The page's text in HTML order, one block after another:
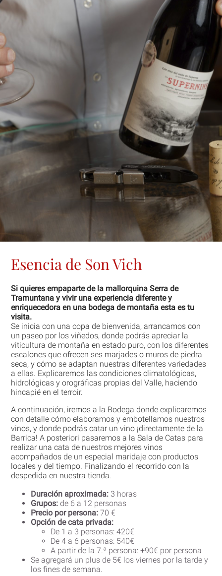
Esencia de Son Vich
Si quieres empaparte de la mallorquina Serra de
Tramuntana y vivir una experiencia diferente y
enriquecedora en una bodega de montaña esta es tu
visita.
Se inicia con una copa de bienvenida, arrancamos con
un paseo por los viñedos, donde podrás apreciar la
viticultura de montaña en estado puro, con los diferentes
escalones que ofrecen ses marjades o muros de piedra
seca, y cómo se adaptan nuestras diferentes variedades
a ellas. Explicaremos las condiciones climatológicas,
hidrológicas y orográficas propias del Valle, haciendo
hincapié en el terroir.
A continuación, iremos a la Bodega donde explicaremos
con detalle cómo elaboramos y embotellamos nuestros
vinos, y donde podrás catar un vino ¡directamente de la
Barrica! A posteriori pasaremos a la Sala de Catas para
realizar una cata de nuestros mejores vinos
acompañados de un especial maridaje con productos
locales y del tiempo. Finalizando el recorrido con la
despedida en nuestra tienda.
Duración aproximada: 3 horas
Grupos: de 6 a 12 personas
Precio por persona: 70 €
Opción de cata privada:
De 1 a 3 personas: 420€
De 4 a 6 personas: 540€
A partir de la 7.ª persona: +90€ por persona
Se agregará un plus de 5€ los viernes por la tarde y
los fines de semana.